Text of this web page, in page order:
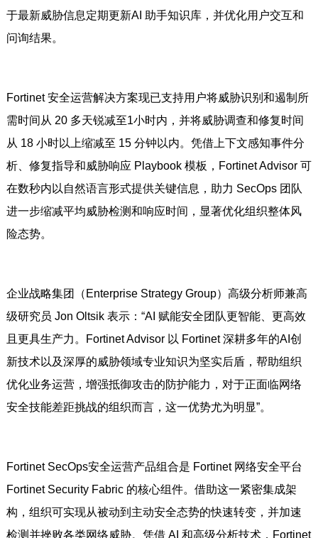
于最新威胁信息定期更新AI 助手知识库，并优化用户交互和
问询结果。
Fortinet 安全运营解决方案现已支持用户将威胁识别和遏制所
需时间从 20 多天锐减至1小时内，并将威胁调查和修复时间
从 18 小时以上缩减至 15 分钟以内。凭借上下文感知事件分
析、修复指导和威胁响应 Playbook 模板，Fortinet Advisor 可
在数秒内以自然语言形式提供关键信息，助力 SecOps 团队
进一步缩减平均威胁检测和响应时间，显著优化组织整体风
险态势。
企业战略集团（Enterprise Strategy Group）高级分析师兼高
级研究员 Jon Oltsik 表示：“AI 赋能安全团队更智能、更高效
且更具生产力。Fortinet Advisor 以 Fortinet 深耕多年的AI创
新技术以及深厚的威胁领域专业知识为坚实后盾，帮助组织
优化业务运营，增强抵御攻击的防护能力，对于正面临网络
安全技能差距挑战的组织而言，这一优势尤为明显”。
Fortinet SecOps安全运营产品组合是 Fortinet 网络安全平台
Fortinet Security Fabric 的核心组件。借助这一紧密集成架
构，组织可实现从被动到主动安全态势的快速转变，并加速
检测并挫败各类网络威胁。凭借 AI 和高级分析技术，Fortinet